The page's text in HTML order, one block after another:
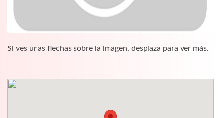
Si ves unas flechas sobre la imagen, desplaza para ver más.